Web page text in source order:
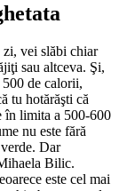
zi, vei slăbi chiar
sau altceva. Şi,
de calorii,
tu hotărăşti că
în limita a 500-600
nu este fără
Dar
Bilic.
este cel mai